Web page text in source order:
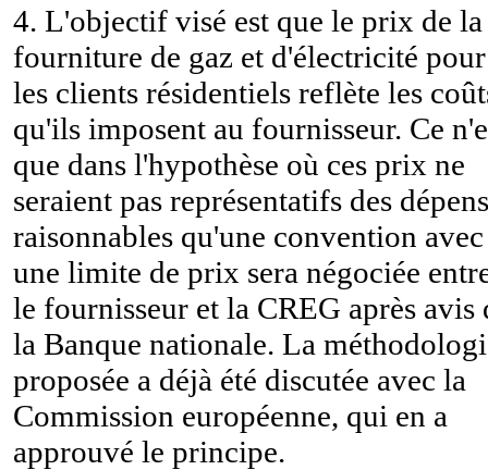
4. L'objectif visé est que le prix de la
fourniture de gaz et d'électricité pour
les clients résidentiels reflète les
qu'ils imposent au fournisseur. Ce
que dans l'hypothèse où ces prix ne
seraient pas représentatifs des
raisonnables qu'une convention avec
une limite de prix sera négociée
le fournisseur et la CREG après avis
la Banque nationale. La
proposée a déjà été discutée avec la
Commission européenne, qui en a
approuvé le principe.